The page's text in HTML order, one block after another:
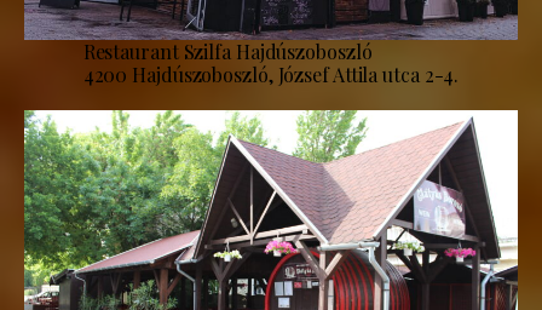
Restaurant Szilfa Hajdúszoboszló
4200 Hajdúszoboszló, József Attila utca 2-4.